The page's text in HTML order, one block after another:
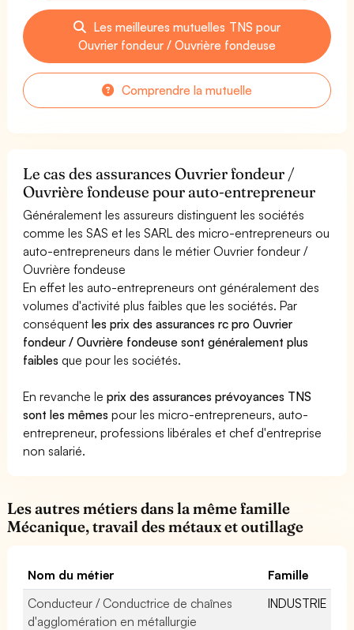
Les meilleures mutuelles TNS pour
Ouvrier fondeur / Ouvrière fondeuse
Comprendre la mutuelle
Le cas des assurances Ouvrier fondeur /
Ouvrière fondeuse pour auto-entrepreneur
Généralement les assureurs distinguent les sociétés
comme les SAS et les SARL des micro-entrepreneurs ou
auto-entrepreneurs dans le métier Ouvrier fondeur /
Ouvrière fondeuse
En effet les auto-entrepreneurs ont généralement des
volumes d'activité plus faibles que les sociétés. Par
conséquentles prix des assurances rc pro Ouvrier
fondeur / Ouvrière fondeuse sont généralement plus
faibles que pour les sociétés.
En revanche leprix des assurances prévoyances TNS
sont les mêmes pour les micro-entrepreneurs, auto-
entrepreneur, professions libérales et chef d'entreprise
non salarié.
Les autres métiers dans la même famille
Mécanique, travail des métaux et outillage
Nom du métier
Famille
Conducteur / Conductrice de chaînes
d'agglomération en métallurgie
INDUSTRIE